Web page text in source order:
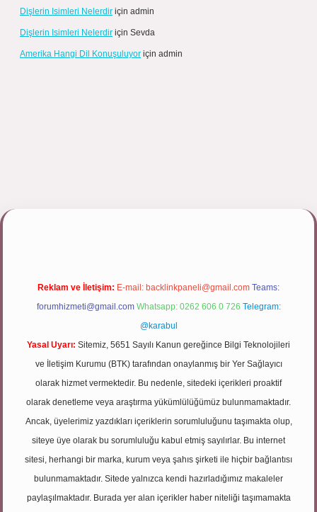
Dişlerin Isimleri Nelerdir için admin
Dişlerin Isimleri Nelerdir için Sevda
Amerika Hangi Dil Konuşuluyor için admin
Reklam ve İletişim: E-mail: backlinkpaneli@gmail.com Teams:
forumhizmeti@gmail.com Whatsapp: 0262 606 0 726 Telegram:
@karabul
Yasal Uyarı: Sitemiz, 5651 Sayılı Kanun gereğince Bilgi Teknolojileri
ve İletişim Kurumu (BTK) tarafından onaylanmış bir Yer Sağlayıcı
olarak hizmet vermektedir. Bu nedenle, sitedeki içerikleri proaktif
olarak denetleme veya araştırma yükümlülüğümüz bulunmamaktadır.
Ancak, üyelerimiz yazdıkları içeriklerin sorumluluğunu taşımakta olup,
siteye üye olarak bu sorumluluğu kabul etmiş sayılırlar. Bu internet
sitesi, herhangi bir marka, kurum veya şahıs şirketi ile hiçbir bağlantısı
bulunmamaktadır. Sitede yalnızca kendi hazırladığımız makaleler
paylaşılmaktadır. Burada yer alan içerikler haber niteliği taşımamakta